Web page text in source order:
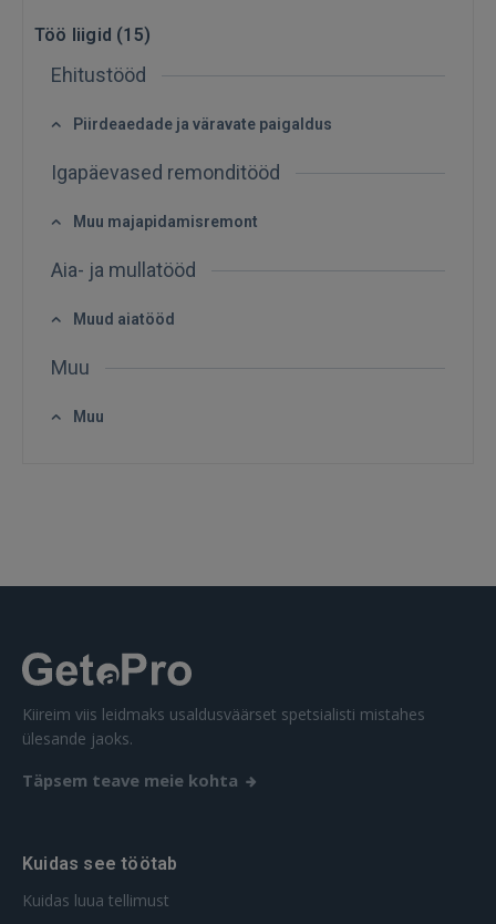
Ei ole veel registreerunud?
Töö liigid (15)
Ehitustööd
Piirdeaedade ja väravate paigaldus
Igapäevased remonditööd
Muu majapidamisremont
Aia- ja mullatööd
Muud aiatööd
Muu
Muu
Kiireim viis leidmaks usaldusväärset spetsialisti mistahes
ülesande jaoks.
Täpsem teave meie kohta
Kuidas see töötab
Kuidas luua tellimust